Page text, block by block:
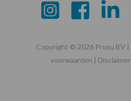
Copyright © 2026 Prosu BV |
voorwaarden | Disclaimer